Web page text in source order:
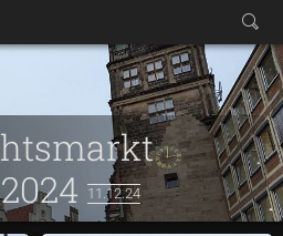
11.12.24